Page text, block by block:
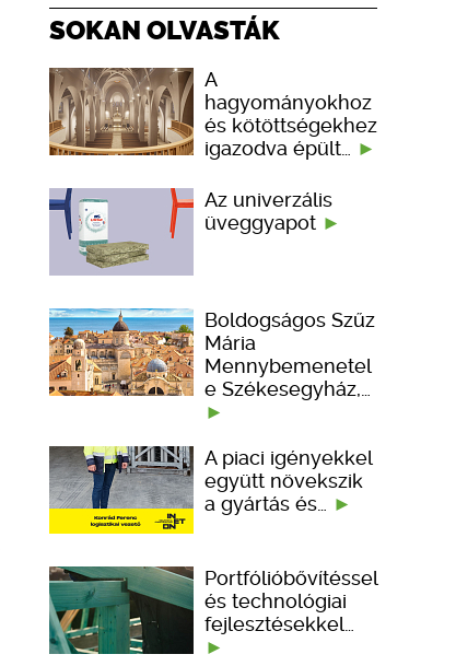
SOKAN OLVASTÁK
A
hagyományokhoz
és kötöttségekhez
igazodva épült…
Az univerzális
üveggyapot
Boldogságos Szűz
Mária
Mennybemenetel
e Székesegyház,…
A piaci igényekkel
együtt növekszik
a gyártás és…
Portfólióbővítéssel
és technológiai
fejlesztésekkel…